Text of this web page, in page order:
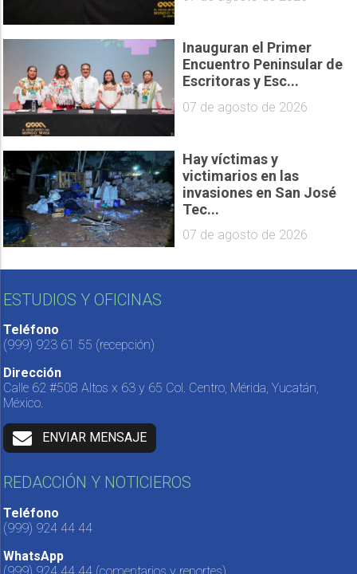
Inauguran el Primer
Encuentro Peninsular de
Escritoras y Esc...
07 de agosto de 2026
Hay víctimas y
victimarios en las
invasiones en San José
Tec...
07 de agosto de 2026
ESTUDIOS Y OFICINAS
Teléfono
(999) 923 61 55 (recepción)
Dirección
Calle 62 #508 Altos x 63 y 65 Col. Centro, Mérida, Yucatán,
México.
ENVIAR MENSAJE
REDACCIÓN Y NOTICIEROS
Teléfono
(999) 924 44 44
WhatsApp